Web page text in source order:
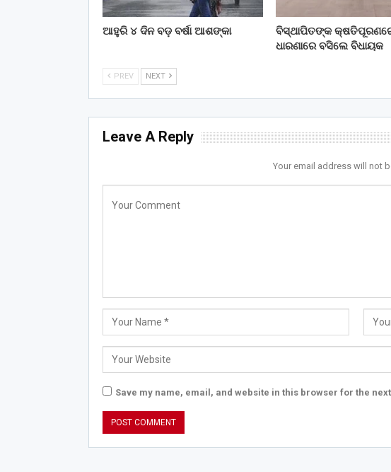
ଆହୁରି ୪ ଦିନ ବଡ଼ ବର୍ଷା ଆଶଙ୍କା
ବିସ୍ଥାପିତଙ୍କ
ଧାରଣାରେ ବସିଲେ ବିଧାୟକ
PREV NEXT
Leave A Reply
Your email address will not
Save my name, email, and website in this browser for the